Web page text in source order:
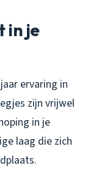
in je
ervaring in
zijn vrijwel
in je
laag die zich